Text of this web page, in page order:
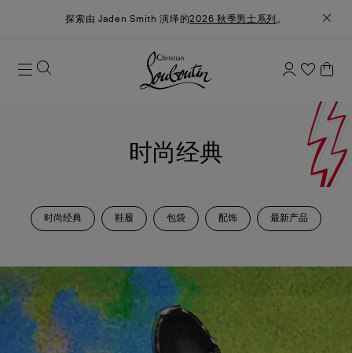
探索由 Jaden Smith 演绎的2026 秋季男士系列 。
时尚经典
时尚经典 鞋履 包袋 配饰 最新产品